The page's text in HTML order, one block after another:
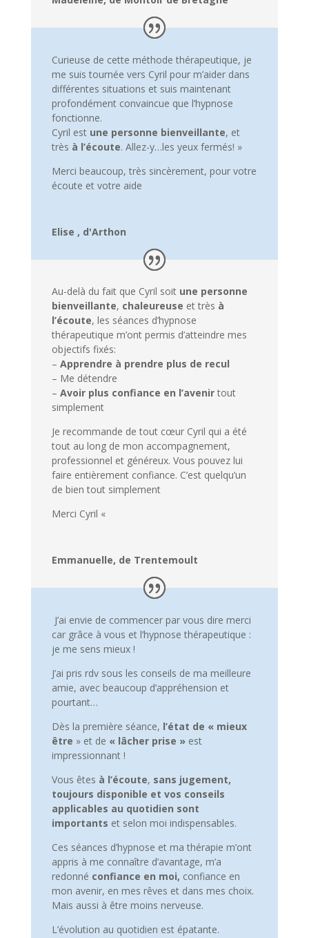
Curieuse de cette méthode thérapeutique, je
me suis tournée vers Cyril pour m’aider dans
différentes situations et suis maintenant
profondément convaincue que l’hypnose
fonctionne.
Cyril est une personne bienveillante, et
très à l’écoute. Allez-y…les yeux fermés! »
Merci beaucoup, très sincèrement, pour votre
écoute et votre aide
Elise , d'Arthon
Au-delà du fait que Cyril soit une personne
bienveillante, chaleureuse et très à
l’écoute, les séances d’hypnose
thérapeutique m’ont permis d’atteindre mes
objectifs fixés:
– Apprendre à prendre plus de recul
– Me détendre
– Avoir plus confiance en l’avenirtout
simplement
Je recommande de tout cœur Cyril qui a été
tout au long de mon accompagnement,
professionnel et généreux. Vous pouvez lui
faire entièrement confiance. C’est quelqu’un
de bien tout simplement
Merci Cyril «
Emmanuelle, de Trentemoult
J’ai envie de commencer par vous dire merci
car grâce à vous et l’hypnose thérapeutique :
je me sens mieux !
J’ai pris rdv sous les conseils de ma meilleure
amie, avec beaucoup d’appréhension et
pourtant…
Dès la première séance, l’état de « mieux
être » et de « lâcher prise »est
impressionnant !
Vous êtes à l’écoute, sans jugement,
toujours disponible et vos conseils
applicables au quotidien sont
importants et selon moi indispensables.
Ces séances d’hypnose et ma thérapie m’ont
appris à me connaître d’avantage, m’a
redonné confiance en moi, confiance en
mon avenir, en mes rêves et dans mes choix.
Mais aussi à être moins nerveuse.
L’évolution au quotidien est épatante.